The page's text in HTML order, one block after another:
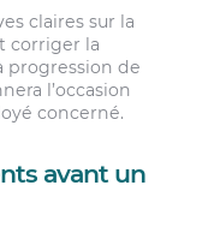
claires sur la
corriger la
progression de
l’occasion
concerné.
avant un